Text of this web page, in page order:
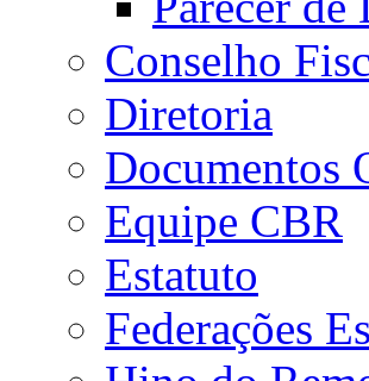
Conselho
Diretoria
Documentos
Equipe CBR
Estatuto
Federações